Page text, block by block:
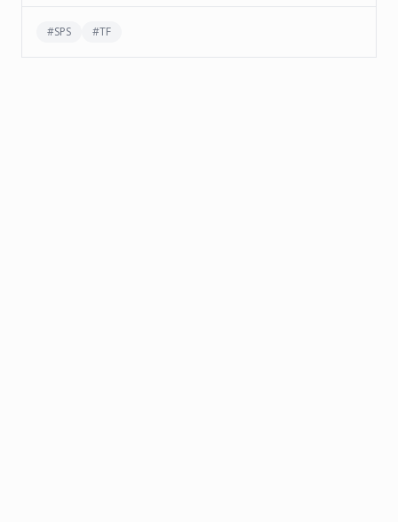
#SPS #TF